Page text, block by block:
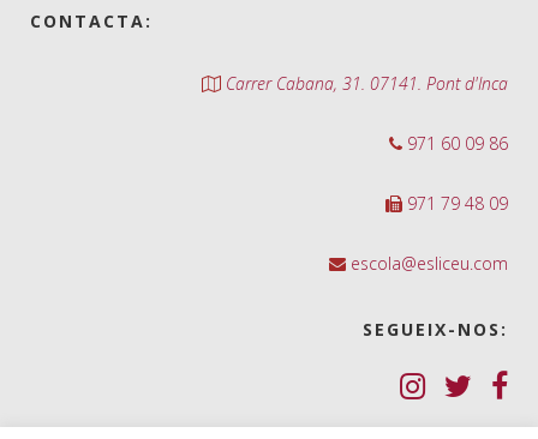
CONTACTA:
Carrer Cabana, 31. 07141. Pont d'Inca
971 60 09 86
971 79 48 09
escola@esliceu.com
SEGUEIX-NOS: